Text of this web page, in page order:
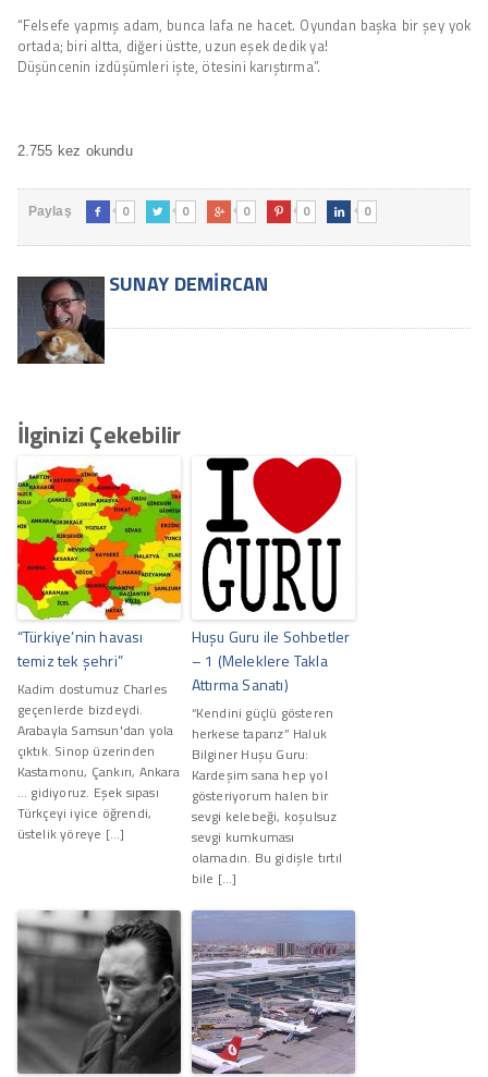
“Felsefe yapmış adam, bunca lafa ne hacet. Oyundan başka bir şey yok
ortada; biri altta, diğeri üstte, uzun eşek dedik ya!
Düşüncenin izdüşümleri işte, ötesini karıştırma”.
2.755 kez okundu
Paylaş  0  0  0  0  0
SUNAY DEMIRCAN
İlginizi Çekebilir
“Türkiye’nin havası
temiz tek şehri”
Kadim dostumuz Charles
geçenlerde bizdeydi.
Arabayla Samsun'dan yola
çıktık. Sinop üzerinden
Kastamonu, Çankırı, Ankara
... gidiyoruz. Eşek sıpası
Türkçeyi iyice öğrendi,
üstelik yöreye […]
Huşu Guru ile Sohbetler
– 1 (Meleklere Takla
Attırma Sanatı)
“Kendini güçlü gösteren
herkese taparız” Haluk
Bilginer Huşu Guru:
Kardeşim sana hep yol
gösteriyorum halen bir
sevgi kelebeği, koşulsuz
sevgi kumkuması
olamadın. Bu gidişle tırtıl
bile […]